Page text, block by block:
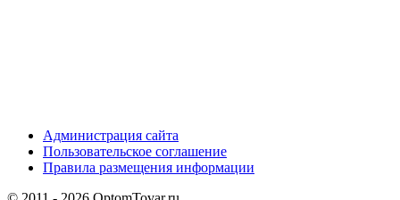
Администрация сайта
Пользовательское соглашение
Правила размещения информации